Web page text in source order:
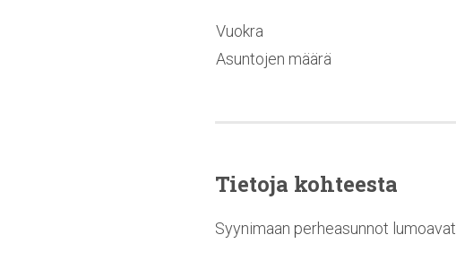
Vuokra
Asuntojen määrä
Tietoja kohteesta
Syynimaan perheasunnot